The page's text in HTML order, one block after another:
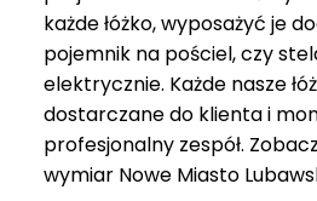
każde łóżko, wyposażyć je
pojemnik na pościel, czy
elektrycznie. Każde nasze
dostarczane do klienta i
profesjonalny zespół.
wymiar Nowe Miasto